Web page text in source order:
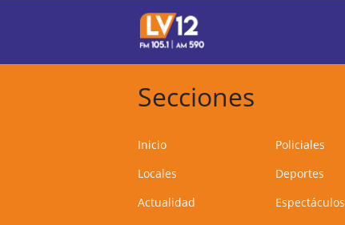
Secciones
Inicio
Locales
Actualidad
Policiales
Deportes
Espectáculos